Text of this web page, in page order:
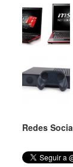
Redes